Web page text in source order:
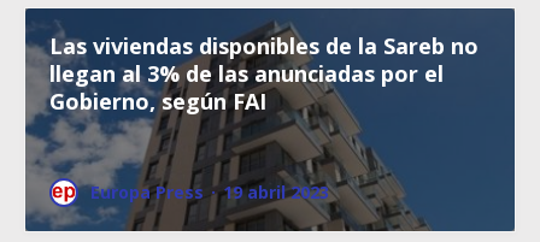
Las viviendas disponibles de la Sareb no
llegan al 3% de las anunciadas por el
Gobierno, según FAI
Europa Press · 19 abril 2023